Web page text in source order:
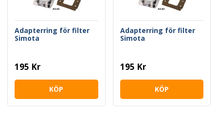
Adapterring för filter
Simota
195 Kr
KÖP
Adapterring för filter
Simota
195 Kr
KÖP